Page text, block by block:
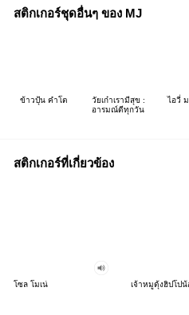
สติกเกอร์ชุดอื่นๆ ของ MJ
ข้าวปุ้น คำโต
วัยเก๋าเรามีสุข :
อารมณ์ดีทุกวัน
ไอวี่
สติกเกอร์ที่เกี่ยวข้อง
โซล โมเน่ เจ้าหมูดุ้งฮิปโป